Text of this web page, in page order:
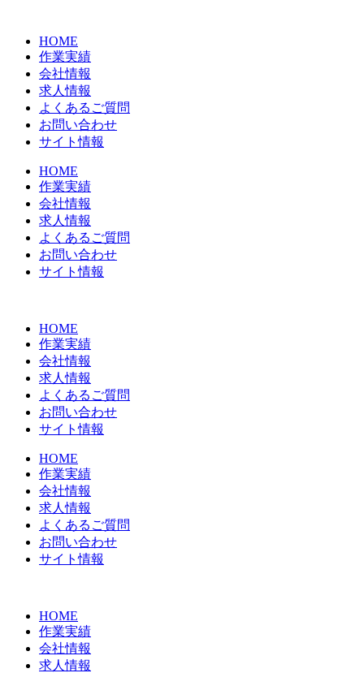
HOME
作業実績
会社情報
求人情報
よくあるご質問
お問い合わせ
サイト情報
HOME
作業実績
会社情報
求人情報
よくあるご質問
お問い合わせ
サイト情報
HOME
作業実績
会社情報
求人情報
よくあるご質問
お問い合わせ
サイト情報
HOME
作業実績
会社情報
求人情報
よくあるご質問
お問い合わせ
サイト情報
HOME
作業実績
会社情報
求人情報